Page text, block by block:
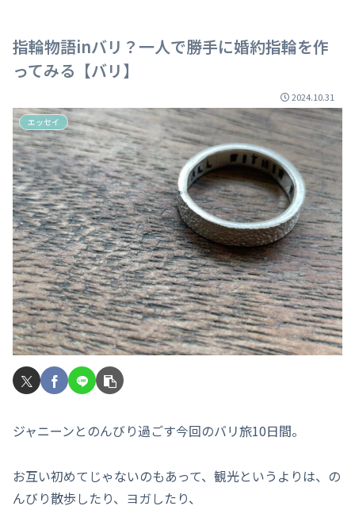
指輪物語inバリ？一人で勝手に婚約指輪を作
ってみる【バリ】
2024.10.31
エッセイ
ジャニーンとのんびり過ごす今回のバリ旅10日間。
お互い初めてじゃないのもあって、観光というよりは、の
んびり散歩したり、ヨガしたり、